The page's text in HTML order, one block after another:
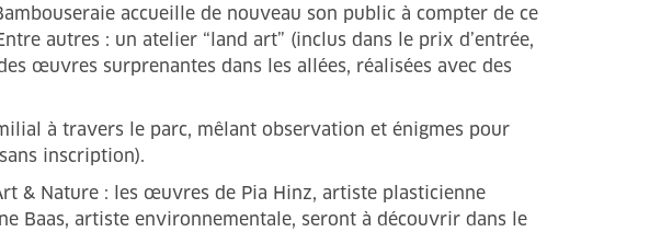
accueille de nouveau son public à compter de ce
autres : un atelier “land art” (inclus dans le prix d’entrée,
œuvres surprenantes dans les allées, réalisées avec des
à travers le parc, mêlant observation et énigmes pour
inscription).
& Nature : les œuvres de Pia Hinz, artiste plasticienne
Baas, artiste environnementale, seront à découvrir dans le